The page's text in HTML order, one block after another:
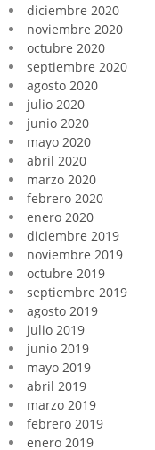
diciembre 2020
noviembre 2020
octubre 2020
septiembre 2020
agosto 2020
julio 2020
junio 2020
mayo 2020
abril 2020
marzo 2020
febrero 2020
enero 2020
diciembre 2019
noviembre 2019
octubre 2019
septiembre 2019
agosto 2019
julio 2019
junio 2019
mayo 2019
abril 2019
marzo 2019
febrero 2019
enero 2019